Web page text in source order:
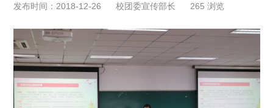
发布时间：2018-12-26 校团委宣传部长 265 浏览